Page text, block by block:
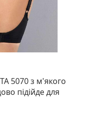
5070 з м'якого
підійде для